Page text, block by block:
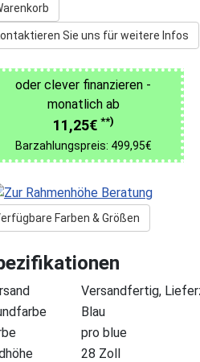
Sie uns für weitere Infos
oder clever finanzieren -
monatlich ab
11,25€ **)
Barzahlungspreis: 499,95€
Farben & Größen
Versandfertig,
Blau
pro blue
28 Zoll